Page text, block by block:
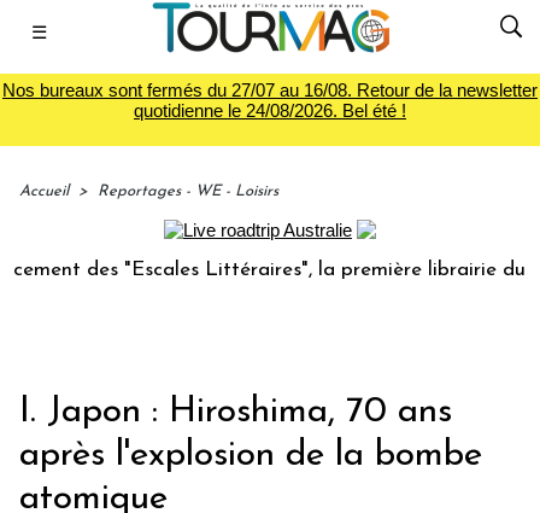
☰
Nos bureaux sont fermés du 27/07 au 16/08. Retour de la newsletter
quotidienne le 24/08/2026. Bel été !
Accueil > Reportages - WE - Loisirs
"Escales Littéraires", la première librairie du voyage
I. Japon : Hiroshima, 70 ans
après l'explosion de la bombe
atomique